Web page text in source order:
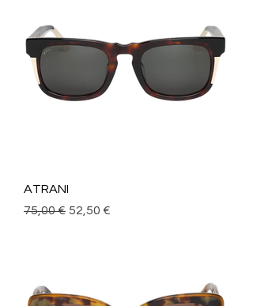
ATRANI
Precio
75,00 € Precio de oferta
52,50 €